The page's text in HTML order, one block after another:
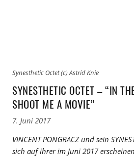
Synesthetic Octet (c) Astrid Knie
SYNESTHETIC OCTET – “IN
SHOOT ME A MOVIE”
7. Juni 2017
VINCENT PONGRACZ und sein
sich auf ihrer im Juni 2017